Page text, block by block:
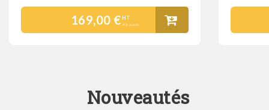
169,00 €HT
Prix public
Nouveautés